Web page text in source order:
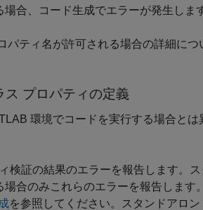
場合、コード生成でエラーが発生しま
パティ名が許可される場合の詳細につ
ス プロパティの定義
環境でコードを実行する場合と
検証の結果のエラーを報告します。
合のみこれらのエラーを報告します。
を参照してください。スタンドアロ